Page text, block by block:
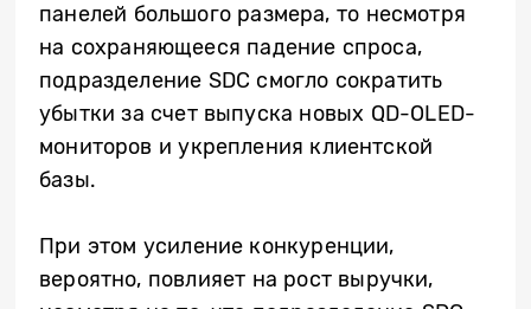
панелей большого размера, то несмотря
на сохраняющееся падение спроса,
подразделение SDC смогло сократить
убытки за счет выпуска новых QD-OLED-
мониторов и укрепления клиентской
базы.
При этом усиление конкуренции,
вероятно, повлияет на рост выручки,